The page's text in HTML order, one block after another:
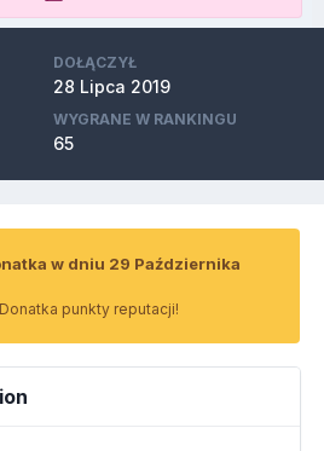
DOŁĄCZYŁ
28 Lipca 2019
WYGRANE W RANKINGU
65
w dniu 29 Października
punkty reputacji!